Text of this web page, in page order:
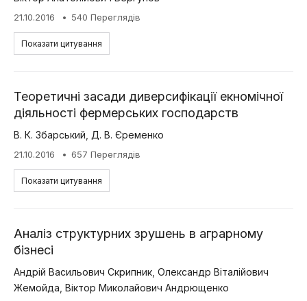
21.10.2016 540 Переглядів
Показати цитування
Теоретичні засади диверсифікації екномічної
діяльності фермерських господарств
В. К. Збарський Д. В. Єременко
21.10.2016 657 Переглядів
Показати цитування
Аналіз структурних зрушень в аграрному
бізнесі
Андрій Васильович Скрипник Олександр Віталійович
Жемойда Віктор Миколайович Андрющенко